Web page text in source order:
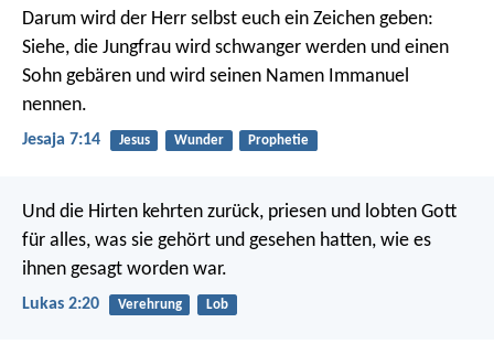
Darum wird der Herr selbst euch ein Zeichen geben:
Siehe, die Jungfrau wird schwanger werden und einen
Sohn gebären und wird seinen Namen Immanuel
nennen.
Jesaja 7:14 Jesus Wunder Prophetie
Und die Hirten kehrten zurück, priesen und lobten Gott
für alles, was sie gehört und gesehen hatten, wie es
ihnen gesagt worden war.
Lukas 2:20 Verehrung Lob